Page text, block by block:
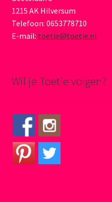
1215 AK Hilversum
Telefoon: 0653778710
E-mail: toetie@toetie.nl
Wil je Toetie volgen?